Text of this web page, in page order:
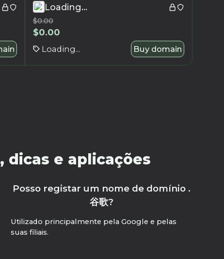
Loading...
$0.00
$0.00
Loading... Buy domain
dicas e aplicações
Posso registar um nome de domínio .
谷歌?
Utilizado principalmente pela Google e pelas
suas filiais.